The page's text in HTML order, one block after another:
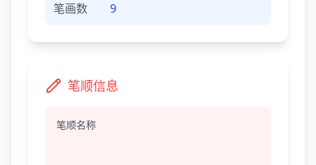
笔画数 9
笔顺信息
笔顺名称